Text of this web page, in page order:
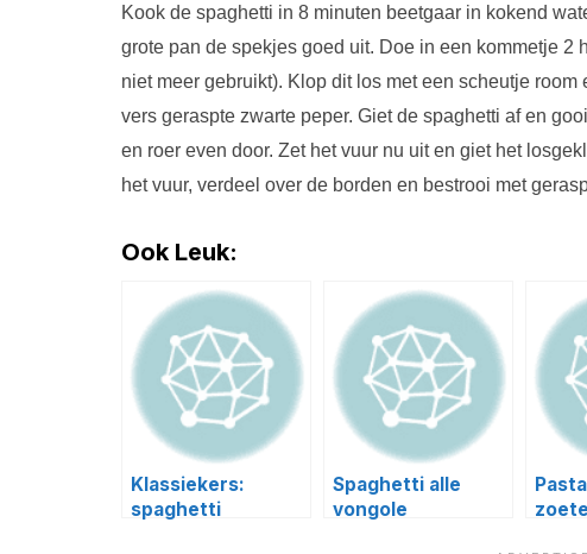
Kook de spaghetti in 8 minuten beetgaar in kokend
grote pan de spekjes goed uit. Doe in een kommetje
niet meer gebruikt). Klop dit los met een scheutje
vers geraspte zwarte peper. Giet de spaghetti af en
en roer even door. Zet het vuur nu uit en giet het
het vuur, verdeel over de borden en bestrooi met
Ook Leuk:
Klassiekers:
spaghetti
Spaghetti alle
vongole